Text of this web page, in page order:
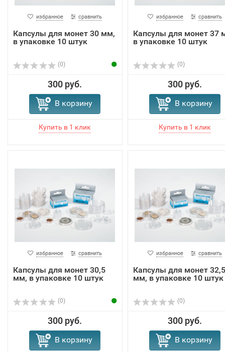
избранное сравнить
Капсулы для монет 30 мм,
в упаковке 10 штук
(0)
300 руб.
В корзину
избранное сравнить
Капсулы для монет 37
в упаковке 10 штук
(0)
300 руб.
В корзину
избранное сравнить
Капсулы для монет 30,5
мм, в упаковке 10 штук
(0)
300 руб.
В корзину
избранное сравнить
Капсулы для монет 32,5
мм, в упаковке 10 штук
(0)
300 руб.
В корзину